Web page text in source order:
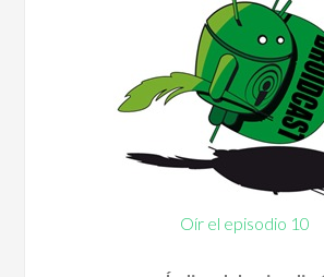
Oír el episodio 10